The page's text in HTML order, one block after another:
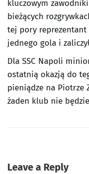
kluczowym
bieżących
tej pory reprezentant
jednego gola i
Dla SSC Napoli
ostatnią okazją do
pieniądze na Piotrze
żaden klub nie
Leave a Reply